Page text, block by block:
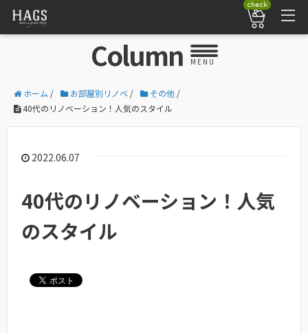
check
Column MENU
ホーム / お部屋別リノベ / その他 /
40代のリノベーション！人気のスタイル
2022.06.07
40代のリノベーション！人気
のスタイル